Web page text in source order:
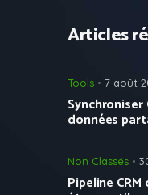
Articles
Tools 7 août
Synchroniser
données
Non Classés
Pipeline